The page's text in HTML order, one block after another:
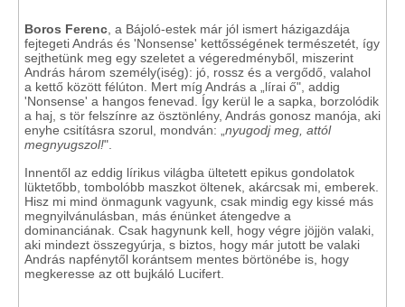
Boros Ferenc , a Bájoló-estek már jól ismert házigazdája
fejtegeti András és 'Nonsense' kettősségének természetét, így
sejthetünk meg egy szeletet a végeredményből, miszerint
András három személy(iség): jó, rossz és a vergődő, valahol
a kettő között félúton. Mert míg András a „lírai ő", addig
'Nonsense' a hangos fenevad. Így kerül le a sapka, borzolódik
a haj, s tör felszínre az ösztönlény, András gonosz manója, aki
enyhe csitításra szorul, mondván: „ nyugodj meg, attól
megnyugszol!".
Innentől az eddig lírikus világba ültetett epikus gondolatok
lüktetőbb, tombolóbb maszkot öltenek, akárcsak mi, emberek.
Hisz mi mind önmagunk vagyunk, csak mindig egy kissé más
megnyilvánulásban, más énünket átengedve a
dominanciának. Csak hagynunk kell, hogy végre jöjjön valaki,
aki mindezt összegyúrja, s biztos, hogy már jutott be valaki
András napfénytől korántsem mentes börtönébe is, hogy
megkeresse az ott bujkáló Lucifert.